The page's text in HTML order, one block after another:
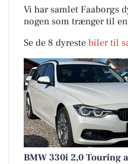
Vi har samlet Faaborgs
nogen som trænger til
Se de 8 dyreste biler til
BMW 330i 2,0 Touring